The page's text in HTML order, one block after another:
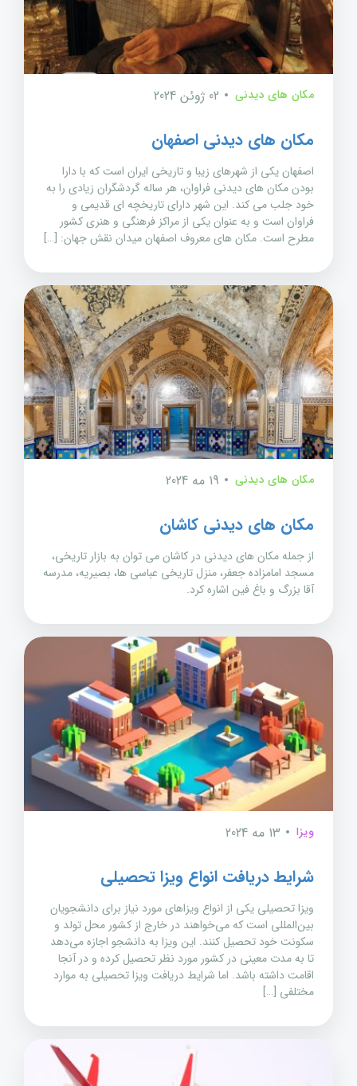
مکان های دیدنی 02 ژوئن 2024
مکان های دیدنی اصفهان
اصفهان یکی از شهرهای زیبا و تاریخی ایران است که با دارا
بودن مکان های دیدنی فراوان، هر ساله گردشگران زیادی را به
خود جلب می کند. این شهر دارای تاریخچه ای قدیمی و
فراوان است و به عنوان یکی از مراکز فرهنگی و هنری کشور
مطرح است. مکان های معروف اصفهان میدان نقش جهان: […]
مکان های دیدنی 19 مه 2024
مکان های دیدنی کاشان
از جمله مکان های دیدنی در کاشان می توان به بازار تاریخی،
مسجد امامزاده جعفر، منزل تاریخی عباسی ها، بصیریه، مدرسه
آقا بزرگ و باغ فین اشاره کرد.
ویزا 13 مه 2024
شرایط دریافت انواع ویزا تحصیلی
ویزا تحصیلی یکی از انواع ویزاهای مورد نیاز برای دانشجویان
بین‌المللی است که می‌خواهند در خارج از کشور محل تولد و
سکونت خود تحصیل کنند. این ویزا به دانشجو اجازه می‌دهد
تا به مدت معینی در کشور مورد نظر تحصیل کرده و در آنجا
اقامت داشته باشد. اما شرایط دریافت ویزا تحصیلی به موارد
مختلفی […]